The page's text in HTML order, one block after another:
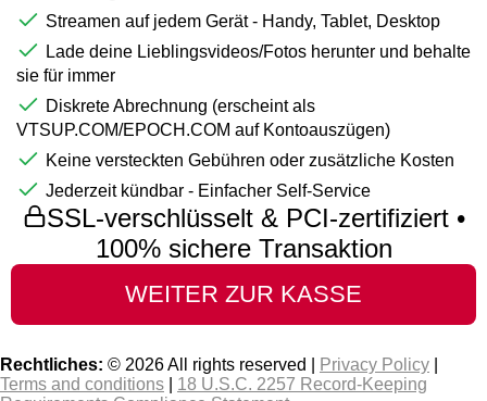
Streamen auf jedem Gerät - Handy, Tablet, Desktop
Lade deine Lieblingsvideos/Fotos herunter und behalte
sie für immer
Diskrete Abrechnung (erscheint als
VTSUP.COM/EPOCH.COM auf Kontoauszügen)
Keine versteckten Gebühren oder zusätzliche Kosten
Jederzeit kündbar - Einfacher Self-Service
SSL-verschlüsselt & PCI-zertifiziert •
100% sichere Transaktion
Rechtliches: © 2026 All rights reserved | Privacy Policy
Terms and conditions
18 U.S.C. 2257 Record-Keeping